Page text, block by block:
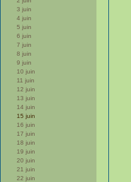
3 juin
4 juin
5 juin
6 juin
7 juin
8 juin
9 juin
10 juin
11 juin
12 juin
13 juin
14 juin
15 juin
16 juin
17 juin
18 juin
19 juin
20 juin
21 juin
22 juin